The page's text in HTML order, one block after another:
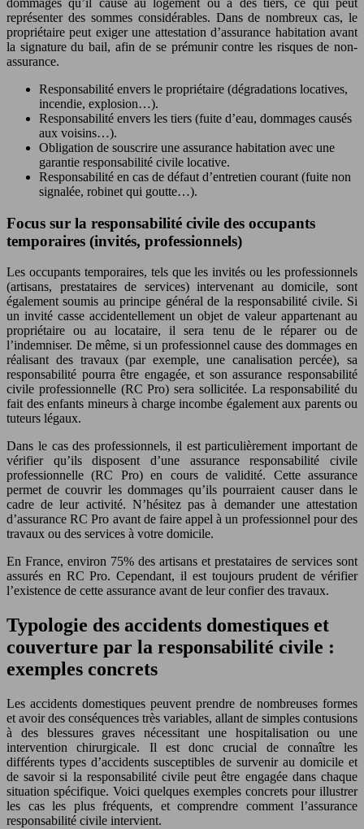
dommages qu’il cause au logement ou à des tiers, ce qui peut
représenter des sommes considérables. Dans de nombreux cas, le
propriétaire peut exiger une attestation d’assurance habitation avant
la signature du bail, afin de se prémunir contre les risques de non-
assurance.
Responsabilité envers le propriétaire (dégradations locatives,
incendie, explosion…).
Responsabilité envers les tiers (fuite d’eau, dommages causés
aux voisins…).
Obligation de souscrire une assurance habitation avec une
garantie responsabilité civile locative.
Responsabilité en cas de défaut d’entretien courant (fuite non
signalée, robinet qui goutte…).
Focus sur la responsabilité civile des occupants
temporaires (invités, professionnels)
Les occupants temporaires, tels que les invités ou les professionnels
(artisans, prestataires de services) intervenant au domicile, sont
également soumis au principe général de la responsabilité civile. Si
un invité casse accidentellement un objet de valeur appartenant au
propriétaire ou au locataire, il sera tenu de le réparer ou de
l’indemniser. De même, si un professionnel cause des dommages en
réalisant des travaux (par exemple, une canalisation percée), sa
responsabilité pourra être engagée, et son assurance responsabilité
civile professionnelle (RC Pro) sera sollicitée. La responsabilité du
fait des enfants mineurs à charge incombe également aux parents ou
tuteurs légaux.
Dans le cas des professionnels, il est particulièrement important de
vérifier qu’ils disposent d’une assurance responsabilité civile
professionnelle (RC Pro) en cours de validité. Cette assurance
permet de couvrir les dommages qu’ils pourraient causer dans le
cadre de leur activité. N’hésitez pas à demander une attestation
d’assurance RC Pro avant de faire appel à un professionnel pour des
travaux ou des services à votre domicile.
En France, environ 75% des artisans et prestataires de services sont
assurés en RC Pro. Cependant, il est toujours prudent de vérifier
l’existence de cette assurance avant de leur confier des travaux.
Typologie des accidents domestiques et
couverture par la responsabilité civile :
exemples concrets
Les accidents domestiques peuvent prendre de nombreuses formes
et avoir des conséquences très variables, allant de simples contusions
à des blessures graves nécessitant une hospitalisation ou une
intervention chirurgicale. Il est donc crucial de connaître les
différents types d’accidents susceptibles de survenir au domicile et
de savoir si la responsabilité civile peut être engagée dans chaque
situation spécifique. Voici quelques exemples concrets pour illustrer
les cas les plus fréquents, et comprendre comment l’assurance
responsabilité civile intervient.